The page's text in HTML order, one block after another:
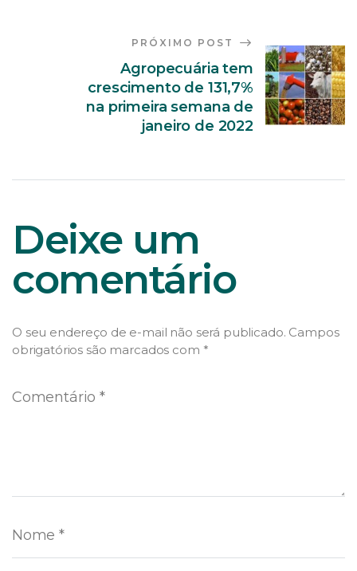
PRÓXIMO POST
Agropecuária tem
crescimento de 131,7%
na primeira semana de
janeiro de 2022
Deixe um
comentário
O seu endereço de e-mail não será publicado. Campos
obrigatórios são marcados com *